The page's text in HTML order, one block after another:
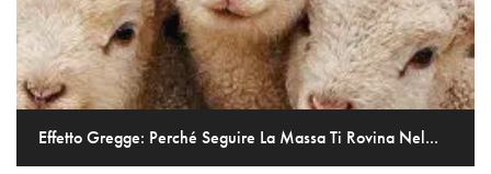
Effetto Gregge: Perché Seguire La Massa Ti Rovina Nel...